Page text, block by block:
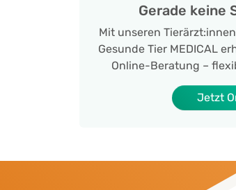
Gerade keine
Mit unseren
Gesunde Tier MEDICAL
Online-Beratung –
Jetzt